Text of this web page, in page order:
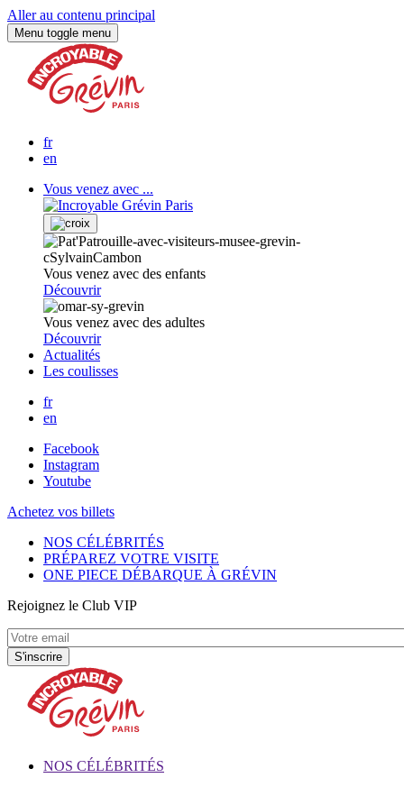
Aller au contenu principal
Menu toggle menu
fr
en
Vous venez avec ...
Vous venez avec des enfants
Découvrir
Vous venez avec des adultes
Découvrir
Actualités
Les coulisses
fr
en
Facebook
Instagram
Youtube
Achetez vos billets
NOS CÉLÉBRITÉS
PRÉPAREZ VOTRE VISITE
ONE PIECE DÉBARQUE À GRÉVIN
Rejoignez le Club VIP
NOS CÉLÉBRITÉS